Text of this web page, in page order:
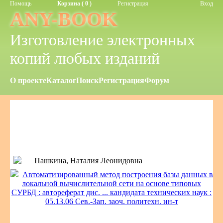
Помощь Корзина ( 0 ) Регистрация Вход
ANY-BOOK
Изготовление электронных
копий любых изданий
О проектеКаталогПоискРегистрацияФорум
Пашкина, Наталия Леонидовна
Автоматизированный метод построения базы данных в
локальной вычислительной сети на основе типовых
СУРБД : автореферат дис. ... кандидата технических наук :
05.13.06 Сев.-Зап. заоч. политехн. ин-т